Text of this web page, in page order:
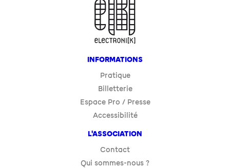
INFORMATIONS
Pratique
Billetterie
Espace Pro / Presse
Accessibilité
L'ASSOCIATION
Contact
Qui sommes-nous ?